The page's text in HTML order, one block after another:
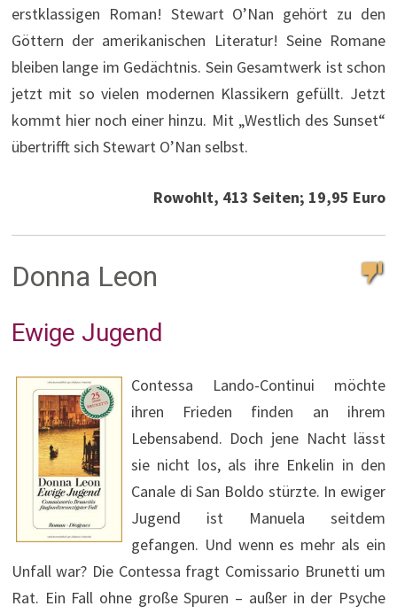
erstklassigen Roman! Stewart O’Nan gehört zu den
Göttern der amerikanischen Literatur! Seine Romane
bleiben lange im Gedächtnis. Sein Gesamtwerk ist schon
jetzt mit so vielen modernen Klassikern gefüllt. Jetzt
kommt hier noch einer hinzu. Mit „Westlich des Sunset“
übertrifft sich Stewart O’Nan selbst.
Rowohlt, 413 Seiten; 19,95 Euro
Donna Leon
Ewige Jugend
Contessa Lando-Continui möchte
ihren Frieden finden an ihrem
Lebensabend. Doch jene Nacht lässt
sie nicht los, als ihre Enkelin in den
Canale di San Boldo stürzte. In ewiger
Jugend ist Manuela seitdem
gefangen. Und wenn es mehr als ein
Unfall war? Die Contessa fragt Comissario Brunetti um
Rat. Ein Fall ohne große Spuren – außer in der Psyche